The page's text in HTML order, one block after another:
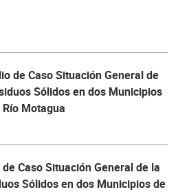
de Caso Situación General de
Sólidos en dos Municipios
Motagua
Caso Situación General de la
Sólidos en dos Municipios de